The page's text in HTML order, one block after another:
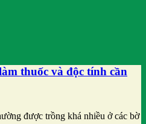
thuốc và độc tính cần
được trồng khá nhiều ở các bờ